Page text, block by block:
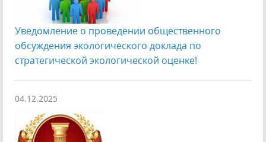
Уведомление о проведении общественного
обсуждения экологического доклада по
стратегической экологической оценке!
04.12.2025